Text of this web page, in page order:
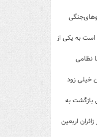
به یکی از
نظامی
خیلی زود
بازگشت به
اربعین